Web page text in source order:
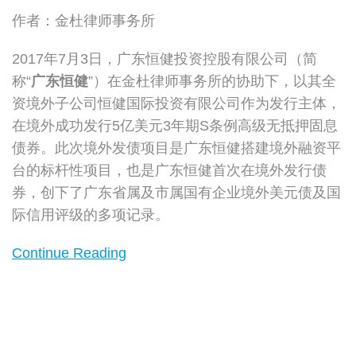
作者：金杜律师事务所
2017年7月3日，广东恒健投资控股有限公司（简
称“广东恒健”）在金杜律师事务所的协助下，以其全
资境外子公司恒健国际投资有限公司作为发行主体，
在境外成功发行5亿美元3年期S条例高级无抵押固息
债券。此次境外发债项目是广东恒健搭建境外融资平
台的标杆性项目，也是广东恒健首次在境外发行债
券，创下了广东省属及市属国有企业境外美元债及国
际信用评级的多项记录。
Continue Reading
首
境
外